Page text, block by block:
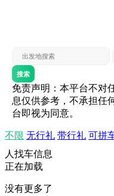
搜索
免责声明：本平台不对
息仅供参考，不承担任
台即视为同意。
不限 无行礼 带行礼 可拼
人找车信息
正在加载
没有更多了